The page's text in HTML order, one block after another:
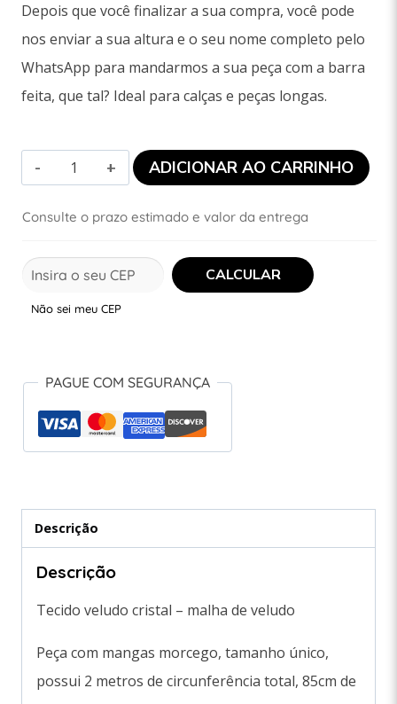
Depois que você finalizar a sua compra, você pode
nos enviar a sua altura e o seu nome completo pelo
WhatsApp para mandarmos a sua peça com a barra
feita, que tal? Ideal para calças e peças longas.
ADICIONAR AO CARRINHO
Consulte o prazo estimado e valor da entrega
Não sei meu CEP
PAGUE COM SEGURANÇA
Descrição
Descrição
Tecido veludo cristal – malha de veludo
Peça com mangas morcego, tamanho único,
possui 2 metros de circunferência total, 85cm de